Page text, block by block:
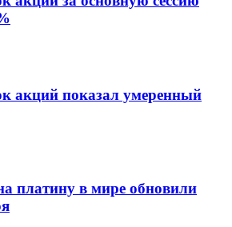
акций показал умеренный
платину в мире обновили